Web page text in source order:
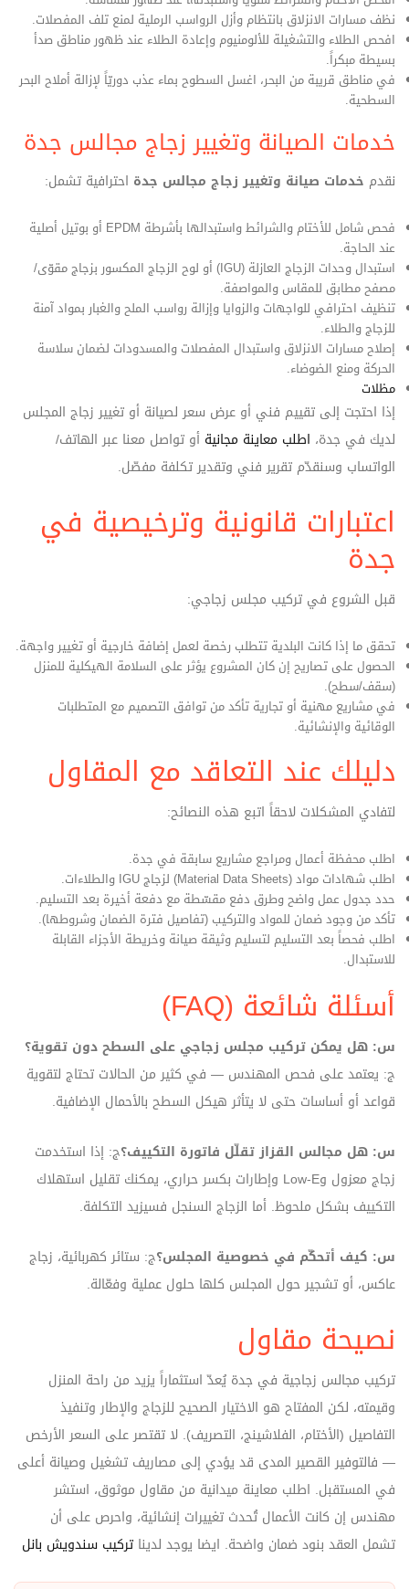
نظف مسارات الانزلاق بانتظام وأزل الرواسب الرملية لمنع تلف المفصلات.
افحص الطلاء والتشغيلة للألومنيوم وإعادة الطلاء عند ظهور مناطق صدأ
بسيطة مبكراً.
في مناطق قريبة من البحر، اغسل السطوح بماء عذب دوريّاً لإزالة أملاح البحر
السطحية.
خدمات الصيانة وتغيير زجاج مجالس جدة
نقدم خدمات صيانة وتغيير زجاج مجالس جدة احترافية تشمل:
فحص شامل للأختام والشرائط واستبدالها بأشرطة EPDM أو بوتيل أصلية
عند الحاجة.
استبدال وحدات الزجاج العازلة (IGU) أو لوح الزجاج المكسور بزجاج مقوّى/
مصفح مطابق للمقاس والمواصفة.
تنظيف احترافي للواجهات والزوايا وإزالة رواسب الملح والغبار بمواد آمنة
للزجاج والطلاء.
إصلاح مسارات الانزلاق واستبدال المفصلات والمسدودات لضمان سلاسة
الحركة ومنع الضوضاء.
مظلات
إذا احتجت إلى تقييم فني أو عرض سعر لصيانة أو تغيير زجاج المجلس
لديك في جدة، اطلب معاينة مجانية أو تواصل معنا عبر الهاتف/
الواتساب وسنقدّم تقرير فني وتقدير تكلفة مفصّل.
اعتبارات قانونية وترخيصية في
جدة
قبل الشروع في تركيب مجلس زجاجي:
تحقق ما إذا كانت البلدية تتطلب رخصة لعمل إضافة خارجية أو تغيير واجهة.
الحصول على تصاريح إن كان المشروع يؤثر على السلامة الهيكلية للمنزل
(سقف/سطح).
في مشاريع مهنية أو تجارية تأكد من توافق التصميم مع المتطلبات
الوقائية والإنشائية.
دليلك عند التعاقد مع المقاول
لتفادي المشكلات لاحقاً اتبع هذه النصائح:
اطلب محفظة أعمال ومراجع مشاريع سابقة في جدة.
اطلب شهادات مواد (Material Data Sheets) لزجاج IGU والطلاءات.
حدد جدول عمل واضح وطرق دفع مقسّطة مع دفعة أخيرة بعد التسليم.
تأكد من وجود ضمان للمواد والتركيب (تفاصيل فترة الضمان وشروطها).
اطلب فحصاً بعد التسليم لتسليم وثيقة صيانة وخريطة الأجزاء القابلة
للاستبدال.
أسئلة شائعة (FAQ)
س: هل يمكن تركيب مجلس زجاجي على السطح دون تقوية؟
ج: يعتمد على فحص المهندس — في كثير من الحالات تحتاج لتقوية
قواعد أو أساسات حتى لا يتأثر هيكل السطح بالأحمال الإضافية.
س: هل مجالس القزاز تقلّل فاتورة التكييف؟ج: إذا استخدمت
زجاج معزول وLow‑E وإطارات بكسر حراري، يمكنك تقليل استهلاك
التكييف بشكل ملحوظ. أما الزجاج السنجل فسيزيد التكلفة.
س: كيف أتحكّم في خصوصية المجلس؟ج: ستائر كهربائية، زجاج
عاكس، أو تشجير حول المجلس كلها حلول عملية وفعّالة.
نصيحة مقاول
تركيب مجالس زجاجية في جدة يُعدّ استثماراً يزيد من راحة المنزل
وقيمته، لكن المفتاح هو الاختيار الصحيح للزجاج والإطار وتنفيذ
التفاصيل (الأختام، الفلاشينج، التصريف). لا تقتصر على السعر الأرخص
— فالتوفير القصير المدى قد يؤدي إلى مصاريف تشغيل وصيانة أعلى
في المستقبل. اطلب معاينة ميدانية من مقاول موثوق، استشر
مهندس إن كانت الأعمال تُحدث تغييرات إنشائية، واحرص على أن
تشمل العقد بنود ضمان واضحة. ايضا يوجد لدينا تركيب سندويش بانل